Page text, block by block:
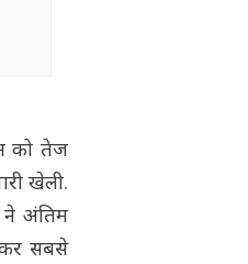
को तेज
खेली.
ने अंतिम
सबसे